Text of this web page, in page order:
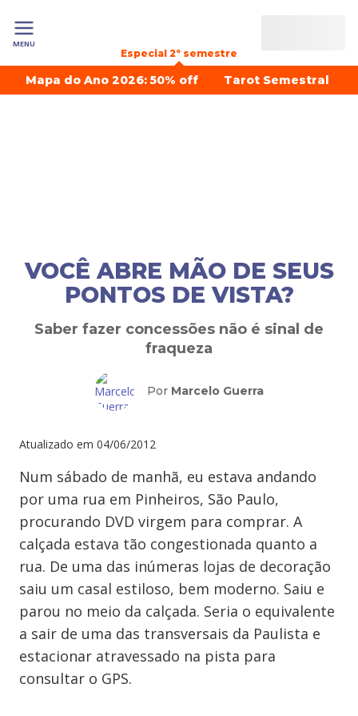
MENU
Especial 2º semestre
Mapa do Ano 2026: 50% off Tarot Semestral
VOCÊ ABRE MÃO DE SEUS
PONTOS DE VISTA?
Saber fazer concessões não é sinal de
fraqueza
Por Marcelo Guerra
Atualizado em 04/06/2012
Num sábado de manhã, eu estava andando
por uma rua em Pinheiros, São Paulo,
procurando DVD virgem para comprar. A
calçada estava tão congestionada quanto a
rua. De uma das inúmeras lojas de decoração
saiu um casal estiloso, bem moderno. Saiu e
parou no meio da calçada. Seria o equivalente
a sair de uma das transversais da Paulista e
estacionar atravessado na pista para
consultar o GPS.